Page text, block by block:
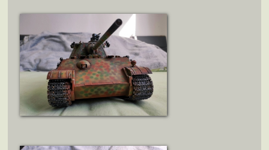
ZOBRAZIT DETAIL